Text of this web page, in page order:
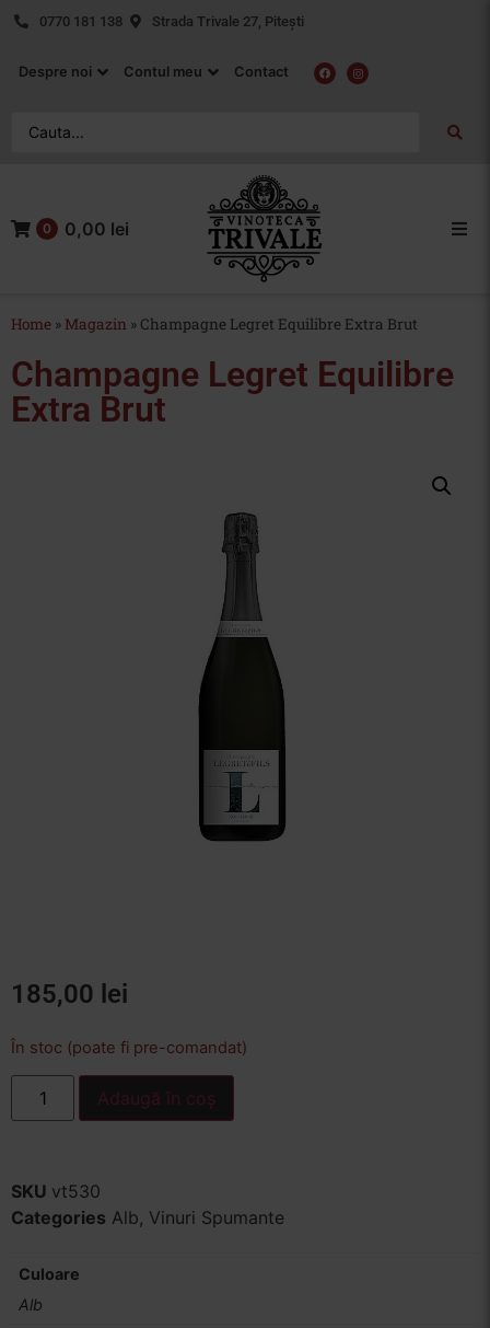
0770 181 138 Strada Trivale 27, Pitești
Despre noi Contul meu Contact
Vin Alb
0 0,00 lei
Home » Magazin » Champagne Legret Equilibre Extra Brut
Champagne Legret Equilibre
Extra Brut
185,00 lei
În stoc (poate fi pre-comandat)
Adaugă în coș
SKU vt530
Categories Alb, Vinuri Spumante
Culoare
Alb